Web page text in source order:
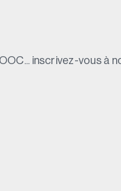
inscrivez-vous à